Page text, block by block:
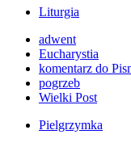
Liturgia
adwent
Eucharystia
komentarz do
pogrzeb
Wielki Post
Pielgrzymka